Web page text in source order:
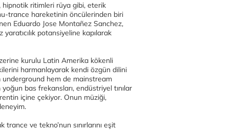
ritimleri rüya gibi, eterik
trance hareketinin öncülerinden biri
Eduardo Jose Montañez Sanchez,
yaratıcılık potansiyeline kapılarak
kurulu Latin Amerika kökenli
harmanlayarak kendi özgün dilini
underground hem de mainstream
bas frekansları, endüstriyel tınılar
içine çekiyor. Onun müziği,
ve tekno’nun sınırlarını eşit